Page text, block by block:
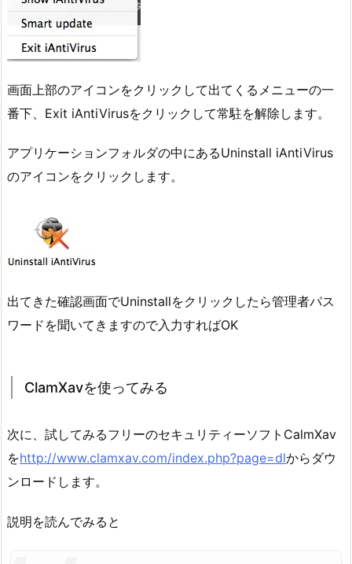
画面上部のアイコンをクリックして出てくるメニューの一
番下、Exit iAntiVirusをクリックして常駐を解除します。
アプリケーションフォルダの中にあるUninstall iAntiVirus
のアイコンをクリックします。
出てきた確認画面でUninstallをクリックしたら管理者パス
ワードを聞いてきますので入力すればOK
ClamXavを使ってみる
次に、試してみるフリーのセキュリティーソフトCalmXav
をhttp://www.clamxav.com/index.php?page=dlからダウ
ンロードします。
説明を読んでみると